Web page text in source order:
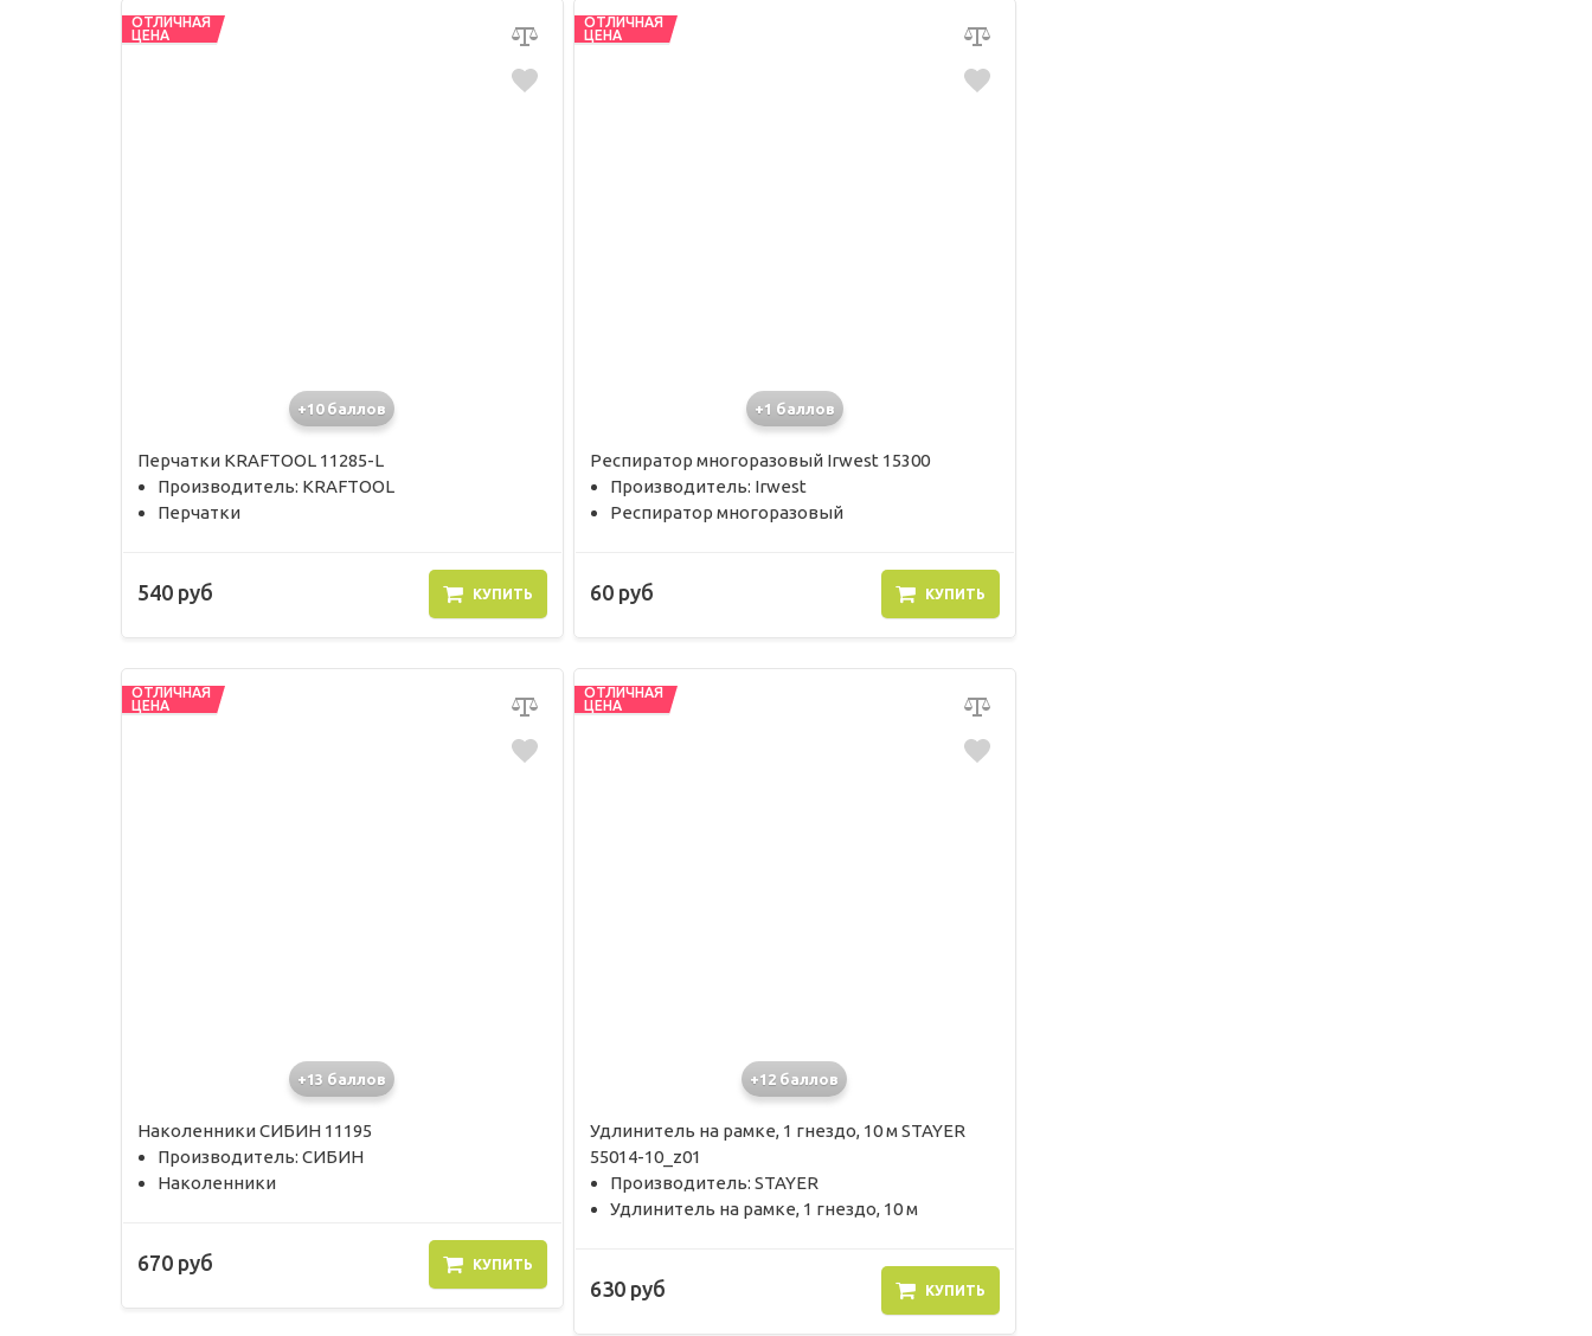
ОТЛИЧНАЯ
ЦЕНА
+10 баллов
Перчатки KRAFTOOL 11285-L
Производитель: KRAFTOOL
Перчатки
540 руб КУПИТЬ
ОТЛИЧНАЯ
ЦЕНА
+1 баллов
Респиратор многоразовый Irwest 15300
Производитель: Irwest
Респиратор многоразовый
60 руб КУПИТЬ
ОТЛИЧНАЯ
ЦЕНА
+13 баллов
Наколенники СИБИН 11195
Производитель: СИБИН
Наколенники
670 руб КУПИТЬ
ОТЛИЧНАЯ
ЦЕНА
+12 баллов
Удлинитель на рамке, 1 гнездо, 10 м STAYER
55014-10_z01
Производитель: STAYER
Удлинитель на рамке, 1 гнездо, 10 м
630 руб КУПИТЬ